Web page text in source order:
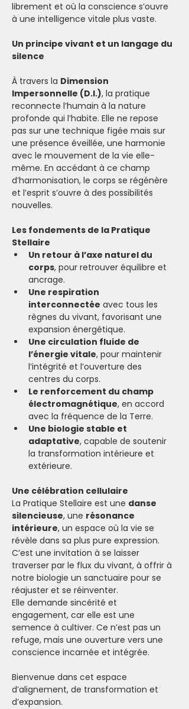
librement et où la conscience s’ouvre
à une intelligence vitale plus vaste.
Un principe vivant et un langage du
silence
À travers la Dimension
Impersonnelle (D.I.), la pratique
reconnecte l’humain à la nature
profonde qui l’habite. Elle ne repose
pas sur une technique figée mais sur
une présence éveillée, une harmonie
avec le mouvement de la vie elle-
même. En accédant à ce champ
d’harmonisation, le corps se régénère
et l’esprit s’ouvre à des possibilités
nouvelles.
Les fondements de la Pratique
Stellaire
Un retour à l’axe naturel du
corps, pour retrouver équilibre et
ancrage.
Une respiration
interconnectée avec tous les
règnes du vivant, favorisant une
expansion énergétique.
Une circulation fluide de
l’énergie vitale, pour maintenir
l’intégrité et l’ouverture des
centres du corps.
Le renforcement du champ
électromagnétique, en accord
avec la fréquence de la Terre.
Une biologie stable et
adaptative, capable de soutenir
la transformation intérieure et
extérieure.
Une célébration cellulaire
La Pratique Stellaire est une danse
silencieuse, une résonance
intérieure, un espace où la vie se
révèle dans sa plus pure expression.
C’est une invitation à se laisser
traverser par le flux du vivant, à offrir à
notre biologie un sanctuaire pour se
réajuster et se réinventer.
Elle demande sincérité et
engagement, car elle est une
semence à cultiver. Ce n’est pas un
refuge, mais une ouverture vers une
conscience incarnée et intégrée.
Bienvenue dans cet espace
d’alignement, de transformation et
d’expansion.